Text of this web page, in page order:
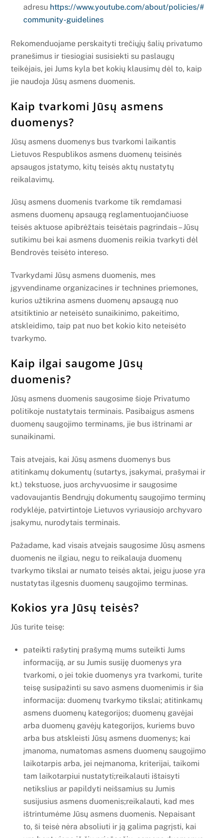
adresu https://www.youtube.com/about/policies/#
community-guidelines
Rekomenduojame perskaityti trečiųjų šalių privatumo
pranešimus ir tiesiogiai susisiekti su paslaugų
teikėjais, jei Jums kyla bet kokių klausimų dėl to, kaip
jie naudoja Jūsų asmens duomenis.
Kaip tvarkomi Jūsų asmens
duomenys?
Jūsų asmens duomenys bus tvarkomi laikantis
Lietuvos Respublikos asmens duomenų teisinės
apsaugos įstatymo, kitų teisės aktų nustatytų
reikalavimų.
Jūsų asmens duomenis tvarkome tik remdamasi
asmens duomenų apsaugą reglamentuojančiuose
teisės aktuose apibrėžtais teisėtais pagrindais – Jūsų
sutikimu bei kai asmens duomenis reikia tvarkyti dėl
Bendrovės teisėto intereso.
Tvarkydami Jūsų asmens duomenis, mes
įgyvendiname organizacines ir technines priemones,
kurios užtikrina asmens duomenų apsaugą nuo
atsitiktinio ar neteisėto sunaikinimo, pakeitimo,
atskleidimo, taip pat nuo bet kokio kito neteisėto
tvarkymo.
Kaip ilgai saugome Jūsų
duomenis?
Jūsų asmens duomenis saugosime šioje Privatumo
politikoje nustatytais terminais. Pasibaigus asmens
duomenų saugojimo terminams, jie bus ištrinami ar
sunaikinami.
Tais atvejais, kai Jūsų asmens duomenys bus
atitinkamų dokumentų (sutartys, įsakymai, prašymai ir
kt.) tekstuose, juos archyvuosime ir saugosime
vadovaujantis Bendrųjų dokumentų saugojimo terminų
rodyklėje, patvirtintoje Lietuvos vyriausiojo archyvaro
įsakymu, nurodytais terminais.
Pažadame, kad visais atvejais saugosime Jūsų asmens
duomenis ne ilgiau, negu to reikalauja duomenų
tvarkymo tikslai ar numato teisės aktai, jeigu juose yra
nustatytas ilgesnis duomenų saugojimo terminas.
Kokios yra Jūsų teisės?
Jūs turite teisę:
pateikti rašytinį prašymą mums suteikti Jums
informaciją, ar su Jumis susiję duomenys yra
tvarkomi, o jei tokie duomenys yra tvarkomi, turite
teisę susipažinti su savo asmens duomenimis ir šia
informacija: duomenų tvarkymo tikslai; atitinkamų
asmens duomenų kategorijos; duomenų gavėjai
arba duomenų gavėjų kategorijos, kuriems buvo
arba bus atskleisti Jūsų asmens duomenys; kai
įmanoma, numatomas asmens duomenų saugojimo
laikotarpis arba, jei neįmanoma, kriterijai, taikomi
tam laikotarpiui nustatyti;reikalauti ištaisyti
netikslius ar papildyti neišsamius su Jumis
susijusius asmens duomenis;reikalauti, kad mes
ištrintumėme Jūsų asmens duomenis. Nepaisant
to, ši teisė nėra absoliuti ir ją galima pagrįsti, kai